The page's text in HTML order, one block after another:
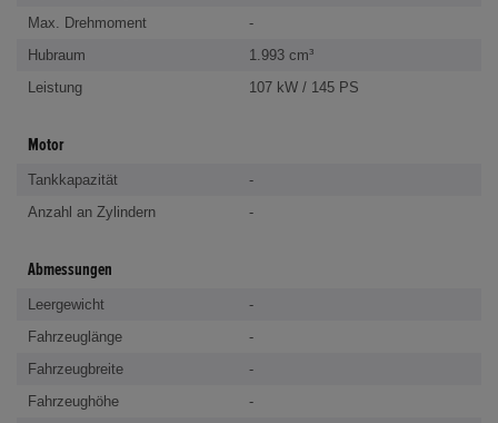
Max. Drehmoment
-
Hubraum
1.993 cm³
Leistung
107 kW / 145 PS
Motor
Tankkapazität
-
Anzahl an Zylindern
-
Abmessungen
Leergewicht
-
Fahrzeuglänge
-
Fahrzeugbreite
-
Fahrzeughöhe
-